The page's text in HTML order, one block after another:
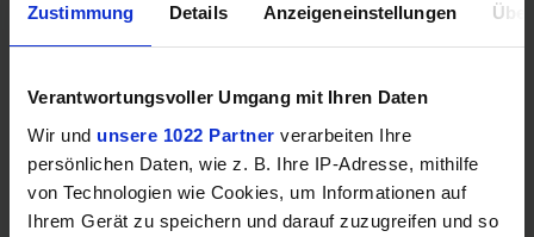
Zustimmung Details Anzeigeneinstellungen
Verantwortungsvoller Umgang mit Ihren Daten
Wir und unsere 1022 Partner verarbeiten Ihre
persönlichen Daten, wie z. B. Ihre IP-Adresse, mithilfe
von Technologien wie Cookies, um Informationen auf
Ihrem Gerät zu speichern und darauf zuzugreifen und so
ZUM BESTPREIS
Vergleichen